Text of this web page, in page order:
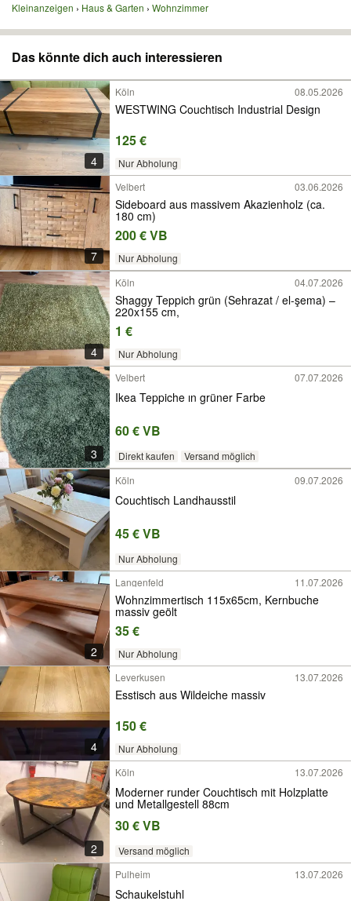
Kleinanzeigen Haus & Garten Wohnzimmer
Das könnte dich auch interessieren
4
Köln 08.05.2026
WESTWING Couchtisch Industrial Design
125 €
Nur Abholung
7
Velbert 03.06.2026
Sideboard aus massivem Akazienholz (ca.
180 cm)
200 € VB
Nur Abholung
4
Köln 04.07.2026
Shaggy Teppich grün (Sehrazat / el-şema) –
220x155 cm,
1 €
Nur Abholung
3
Velbert 07.07.2026
Ikea Teppiche ın grüner Farbe
60 € VB
Direkt kaufen
Versand möglich
Köln
09.07.2026
Couchtisch Landhausstil
45 € VB
Nur Abholung
2
Langenfeld 11.07.2026
Wohnzimmertisch 115x65cm, Kernbuche
massiv geölt
35 €
Nur Abholung
4
Leverkusen 13.07.2026
Esstisch aus Wildeiche massiv
150 €
Nur Abholung
2
Köln 13.07.2026
Moderner runder Couchtisch mit Holzplatte
und Metallgestell 88cm
30 € VB
Versand möglich
Pulheim
13.07.2026
Schaukelstuhl